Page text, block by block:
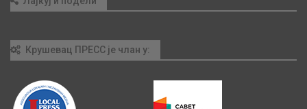
Крушевац ПРЕСС је члан у: